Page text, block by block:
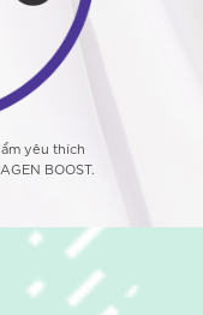
yêu thích
BOOST.